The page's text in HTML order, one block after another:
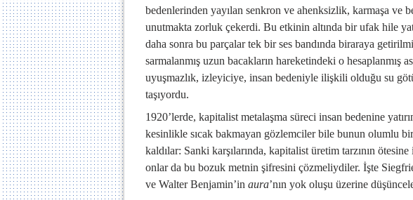
bedenlerinden yayılan senkron ve ahenksizlik, karmaşa ve
unutmakta zorluk çekerdi. Bu etkinin altında bir ufak hile
daha sonra bu parçalar tek bir ses bandında biraraya
sarmalanmış uzun bacakların hareketindeki o hesaplanmış
uyuşmazlık, izleyiciye, insan bedeniyle ilişkili olduğu su
taşıyordu.
1920’lerde, kapitalist metalaşma süreci insan bedenine
kesinlikle sıcak bakmayan gözlemciler bile bunun olumlu
kaldılar: Sanki karşılarında, kapitalist üretim tarzının
onlar da bu bozuk metnin şifresini çözmeliydiler. İşte
ve Walter Benjamin’in aura’nın yok oluşu üzerine